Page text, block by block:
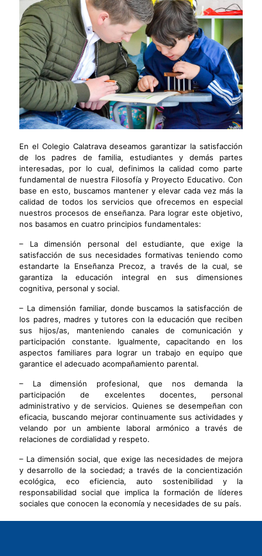
En el Colegio Calatrava deseamos garantizar la satisfacción
de los padres de familia, estudiantes y demás partes
interesadas, por lo cual, definimos la calidad como parte
fundamental de nuestra Filosofía y Proyecto Educativo. Con
base en esto, buscamos mantener y elevar cada vez más la
calidad de todos los servicios que ofrecemos en especial
nuestros procesos de enseñanza. Para lograr este objetivo,
nos basamos en cuatro principios fundamentales:
– La dimensión personal del estudiante, que exige la
satisfacción de sus necesidades formativas teniendo como
estandarte la Enseñanza Precoz, a través de la cual, se
garantiza la educación integral en sus dimensiones
cognitiva, personal y social.
– La dimensión familiar, donde buscamos la satisfacción de
los padres, madres y tutores con la educación que reciben
sus hijos/as, manteniendo canales de comunicación y
participación constante. Igualmente, capacitando en los
aspectos familiares para lograr un trabajo en equipo que
garantice el adecuado acompañamiento parental.
– La dimensión profesional, que nos demanda la
participación de excelentes docentes, personal
administrativo y de servicios. Quienes se desempeñan con
eficacia, buscando mejorar continuamente sus actividades y
velando por un ambiente laboral armónico a través de
relaciones de cordialidad y respeto.
– La dimensión social, que exige las necesidades de mejora
y desarrollo de la sociedad; a través de la concientización
ecológica, eco eficiencia, auto sostenibilidad y la
responsabilidad social que implica la formación de líderes
sociales que conocen la economía y necesidades de su país.